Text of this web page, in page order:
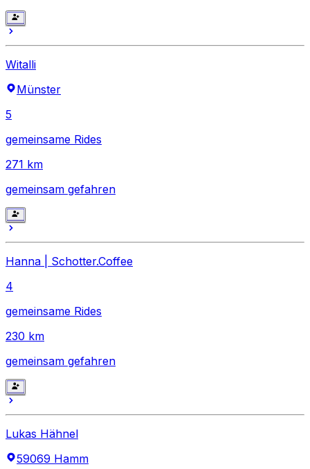
Witalli
Münster
5
gemeinsame Rides
271 km
gemeinsam gefahren
Hanna | Schotter.Coffee
4
gemeinsame Rides
230 km
gemeinsam gefahren
Lukas Hähnel
59069 Hamm